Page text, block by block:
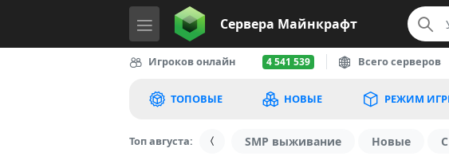
Сервера Майнкрафт
Игроков онлайн 4 541 539 Всего серверов
ТОПОВЫЕ НОВЫЕ РЕЖИМ
Топ августа: SMP выживание Новые